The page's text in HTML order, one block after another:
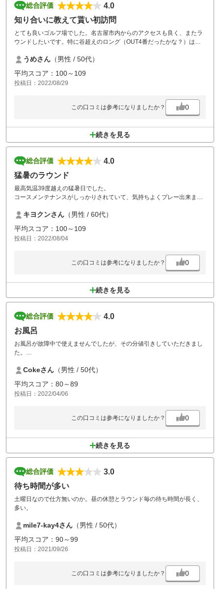
総合評価
4.0
知り合いに教えて貰い初訪問
とても良いゴルフ場でした。名古屋市内からのアクセスも良く、またラ
ウンドしたいです。特に谷超えのロング（OUT4番だったかな？）は再
うめさん （男性 / 50代）
平均スコア：100～109
投稿日：2022/08/29
この口コミは参考になりましたか？ 0
続きを見る
総合評価
4.0
猛暑のラウンド
最高気温39度越えの猛暑日でした。
コースメンテナンスがしっかりされていて、気持ちよくプレー出来まし
キヨクンさん （男性 / 60代）
平均スコア：100～109
投稿日：2022/08/04
この口コミは参考になりましたか？ 0
続きを見る
総合評価
4.0
お風呂
お風呂が故障中で使えませんでしたが、その分値引きしていただきまし
た。
ンドできました。
Cokeさん （男性 / 50代）
平均スコア：80～89
投稿日：2022/04/06
この口コミは参考になりましたか？ 0
続きを見る
総合評価
3.0
待ち時間が多い
土曜日なので仕方無いのか。昼の休憩とラウンド毎の待ち時間が長く、
多い。
mile7-kay4さん （男性 / 50代）
平均スコア：90～99
投稿日：2021/09/26
この口コミは参考になりましたか？ 0